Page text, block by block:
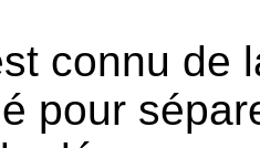
connu de
pour